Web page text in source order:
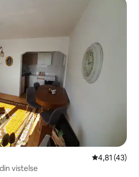
4,81 av 5 i
4,81 (43)
vistelse